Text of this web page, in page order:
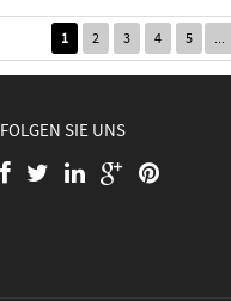
1 2 3 4 5 ...
FOLGEN SIE UNS